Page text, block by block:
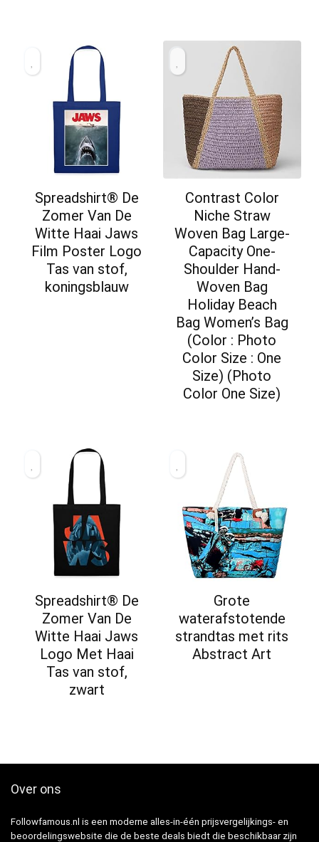
Spreadshirt® De
Zomer Van De
Witte Haai Jaws
Film Poster Logo
Tas van stof,
koningsblauw
Contrast Color
Niche Straw
Woven Bag Large-
Capacity One-
Shoulder Hand-
Woven Bag
Holiday Beach
Bag Women’s Bag
(Color : Photo
Color Size : One
Size) (Photo
Color One Size)
Spreadshirt® De
Zomer Van De
Witte Haai Jaws
Logo Met Haai
Tas van stof,
zwart
Grote
waterafstotende
strandtas met rits
Abstract Art
Over ons
Followfamous.nl is een moderne alles-in-één prijsvergelijkings- en
beoordelingswebsite die de beste deals biedt die beschikbaar zijn